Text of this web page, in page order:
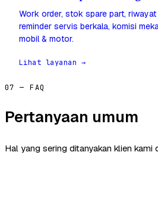
Work order, stok spare part,
reminder servis berkala, komisi
mobil & motor.
Lihat layanan →
07 — FAQ
Pertanyaan umum
Hal yang sering ditanyakan klien kami